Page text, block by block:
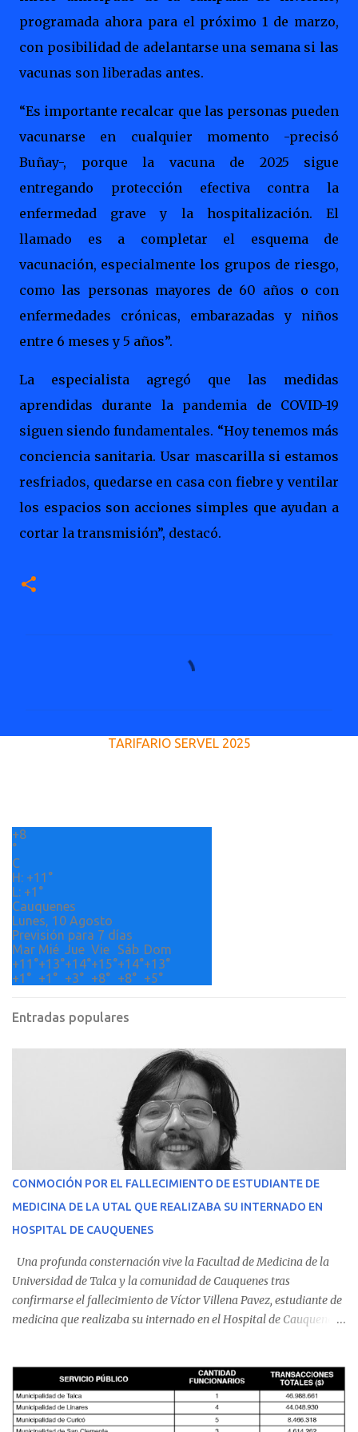
programada ahora para el próximo 1 de marzo,
con posibilidad de adelantarse una semana si las
vacunas son liberadas antes.
“Es importante recalcar que las personas pueden
vacunarse en cualquier momento -precisó
Buñay-, porque la vacuna de 2025 sigue
entregando protección efectiva contra la
enfermedad grave y la hospitalización. El
llamado es a completar el esquema de
vacunación, especialmente los grupos de riesgo,
como las personas mayores de 60 años o con
enfermedades crónicas, embarazadas y niños
entre 6 meses y 5 años”.
La especialista agregó que las medidas
aprendidas durante la pandemia de COVID-19
siguen siendo fundamentales. “Hoy tenemos más
conciencia sanitaria. Usar mascarilla si estamos
resfriados, quedarse en casa con fiebre y ventilar
los espacios son acciones simples que ayudan a
cortar la transmisión”, destacó.
i
s
TARIFARIO SERVEL 2025
+8
°
C
H: +11°
L: +1°
Cauquenes
Lunes, 10 Agosto
Previsión para 7 días
Mar Mié Jue Vie Sáb Dom
+11°+13°+14°+15°+14°+13°
+1° +1° +3° +8° +8° +5°
Entradas populares
CONMOCIÓN POR EL FALLECIMIENTO DE ESTUDIANTE DE
MEDICINA DE LA UTAL QUE REALIZABA SU INTERNADO EN
HOSPITAL DE CAUQUENES
Una profunda consternación vive la Facultad de Medicina de la
Universidad de Talca y la comunidad de Cauquenes tras
confirmarse el fallecimiento de Víctor Villena Pavez, estudiante de
medicina que realizaba su internado en el Hospital de Cauquenes.
malestares físicos. Dada la complejidad de su estado de salud, el
equipo médico determinó su traslado de urgencia al Hospital
Regional de Talca y dado la urgencia la ambulancia partió hacia